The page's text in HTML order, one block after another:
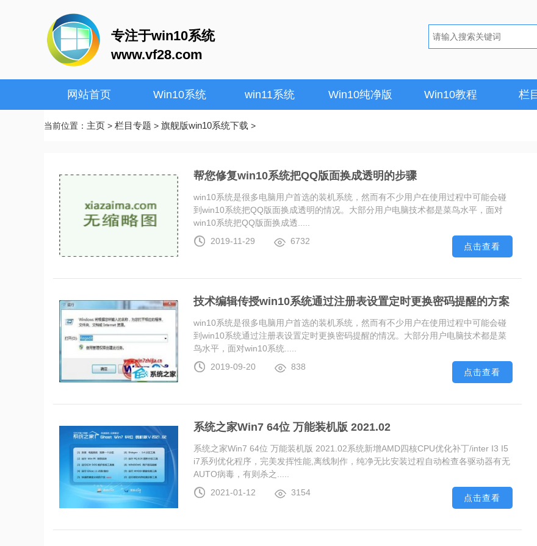
专注于win10系统
www.vf28.com
网站首页 Win10系统 win11系统 Win10纯净版 Win10教程 栏
当前位置： 主页 > 栏目专题 > 旗舰版win10系统下载 >
帮您修复win10系统把QQ版面换成透明的步骤
win10系统是很多电脑用户首选的装机系统，然而有不少用户在使用过程中可能会碰
到win10系统把QQ版面换成透明的情况。大部分用户电脑技术都是菜鸟水平，面对
win10系统把QQ版面换成透.....
2019-11-29
6732
点击查看
技术编辑传授win10系统通过注册表设置定时更换密码提醒的方案
win10系统是很多电脑用户首选的装机系统，然而有不少用户在使用过程中可能会碰
到win10系统通过注册表设置定时更换密码提醒的情况。大部分用户电脑技术都是菜
鸟水平，面对win10系统.....
2019-09-20
838
点击查看
系统之家Win7 64位 万能装机版 2021.02
系统之家Win7 64位 万能装机版 2021.02系统新增AMD四核CPU优化补丁/inter I3 I5
i7系列优化程序，完美发挥性能,离线制作，纯净无比安装过程自动检查各驱动器有无
AUTO病毒，有则杀之.....
2021-01-12
3154
点击查看